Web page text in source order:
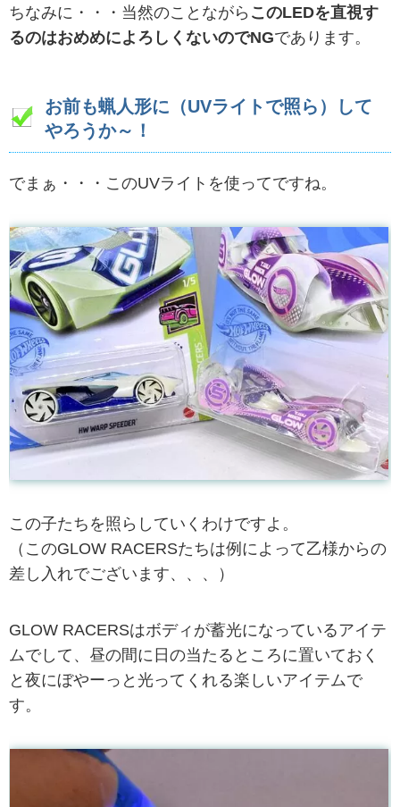
ちなみに・・・当然のことながら このLEDを直視す
るのはおめめによろしくないのでNGであります。
お前も蝋人形に（UVライトで照ら）して
やろうか～！
でまぁ・・・このUVライトを使ってですね。
この子たちを照らしていくわけですよ。
（このGLOW RACERSたちは例によって乙様からの
差し入れでございます、、、）
GLOW RACERSはボディが蓄光になっているアイテ
ムでして、昼の間に日の当たるところに置いておく
と夜にぼやーっと光ってくれる楽しいアイテムで
す。